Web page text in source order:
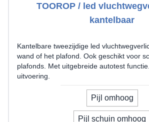
TOOROP / led
kantelbaar
Kantelbare tweezijdige led
wand of het plafond. Ook geschikt voor
plafonds. Met uitgebreide autotest
uitvoering.
Uw
Pijl omhoog
Pijl schuin omhoog